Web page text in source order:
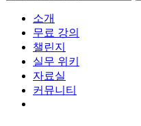
소개
무료 강의
챌린지
실무 위키
자료실
커뮤니티